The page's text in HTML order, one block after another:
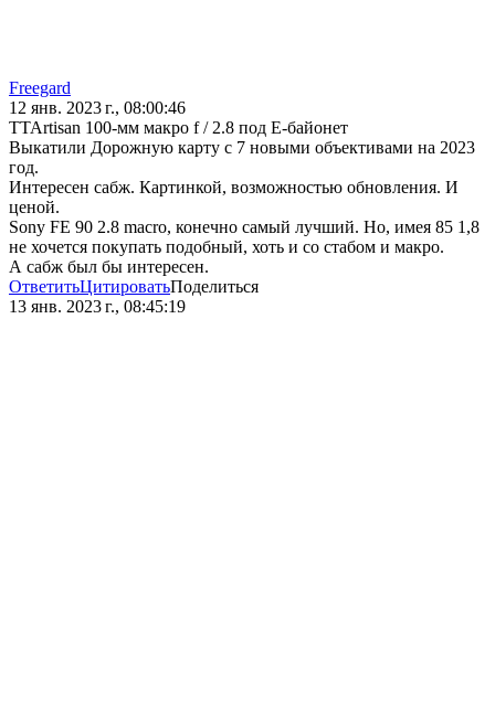
Freegard
12 янв. 2023 г., 08:00:46
TTArtisan 100-мм макро f / 2.8 под Е-байонет
Выкатили Дорожную карту с 7 новыми объективами на 2023
год.
Интересен сабж. Картинкой, возможностью обновления. И
ценой.
Sony FE 90 2.8 macro, конечно самый лучший. Но, имея 85 1,8
не хочется покупать подобный, хоть и со стабом и макро.
А сабж был бы интересен.
ОтветитьЦитироватьПоделиться
13 янв. 2023 г., 08:45:19